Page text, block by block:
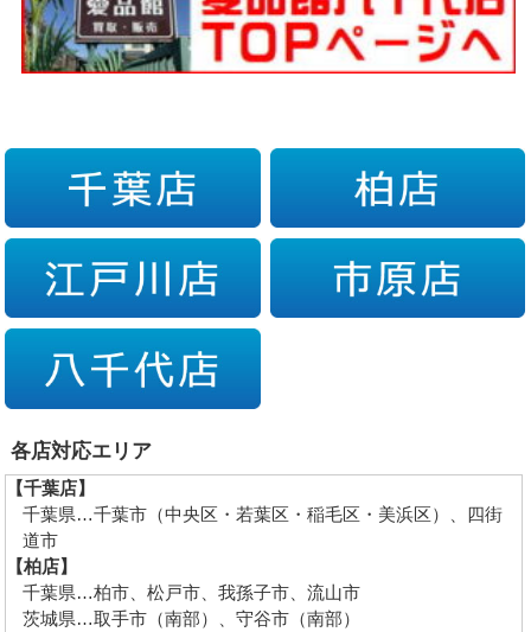
各店対応エリア
【千葉店】
千葉県…千葉市（中央区・若葉区・稲毛区・美浜区）、四街
道市
【柏店】
千葉県…柏市、松戸市、我孫子市、流山市
茨城県…取手市（南部）、守谷市（南部）